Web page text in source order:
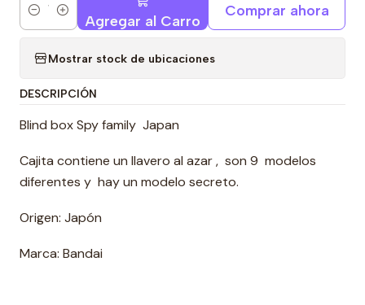
Cantidad Agregar al Carro
Comprar ahora
Mostrar stock de ubicaciones
DESCRIPCIÓN
Blind box Spy family Japan
Cajita contiene un llavero al azar , son 9 modelos
diferentes y hay un modelo secreto.
Origen: Japón
Marca: Bandai